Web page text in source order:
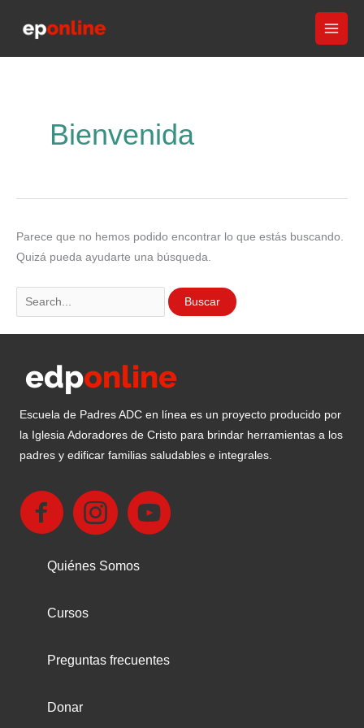
Bienvenida
Parece que no hemos podido encontrar lo que estás buscando.
Quizá pueda ayudarte una búsqueda.
Buscar
por:
Escuela de Padres ADC en línea es un proyecto producido por
la Iglesia Adoradores de Cristo para brindar herramientas a los
padres y edificar familias saludables e integrales.
Quiénes Somos
Cursos
Preguntas frecuentes
Donar